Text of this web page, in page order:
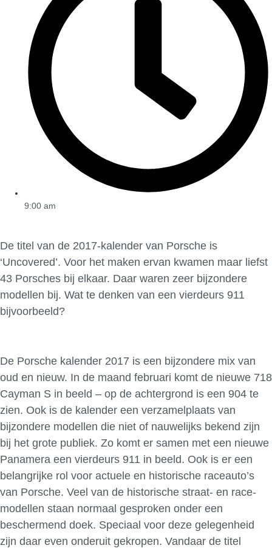
9:00 am
De titel van de 2017-kalender van Porsche is
‘Uncovered’. Voor het maken ervan kwamen maar liefst
43 Porsches bij elkaar. Daar waren zeer bijzondere
modellen bij. Wat te denken van een vierdeurs 911
bijvoorbeeld?
De Porsche kalender 2017 is een bijzondere mix van
oud en nieuw. In de maand februari komt de nieuwe 718
Cayman S in beeld – op de achtergrond is een 904 te
zien. Ook is de kalender een verzamelplaats van
bijzondere modellen die niet of nauwelijks bekend zijn
bij het grote publiek. Zo komt er samen met een nieuwe
Panamera een vierdeurs 911 in beeld. Ook is er een
belangrijke rol voor actuele en historische raceauto’s
van Porsche. Veel van de historische straat- en race-
modellen staan normaal gesproken onder een
beschermend doek. Speciaal voor deze gelegenheid
zijn daar even onderuit gekropen. Vandaar de titel